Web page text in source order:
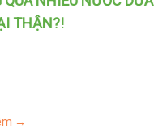
THẬN?!
→